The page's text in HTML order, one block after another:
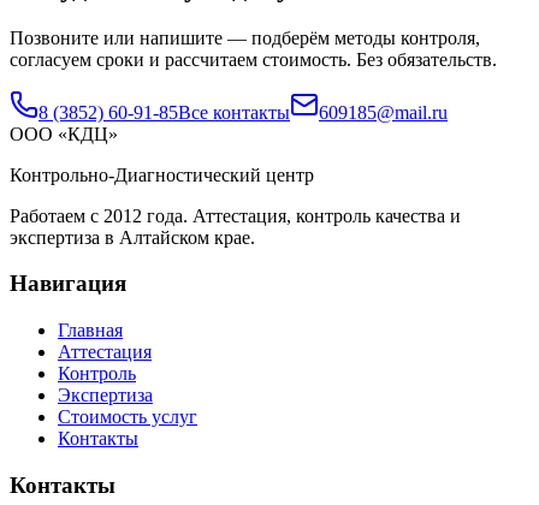
Позвоните или напишите — подберём методы контроля,
согласуем сроки и рассчитаем стоимость. Без обязательств.
8 (3852) 60-91-85Все контакты
609185@mail.ru
ООО «КДЦ»
Контрольно-Диагностический центр
Работаем с 2012 года. Аттестация, контроль качества и
экспертиза в Алтайском крае.
Навигация
Главная
Аттестация
Контроль
Экспертиза
Стоимость услуг
Контакты
Контакты